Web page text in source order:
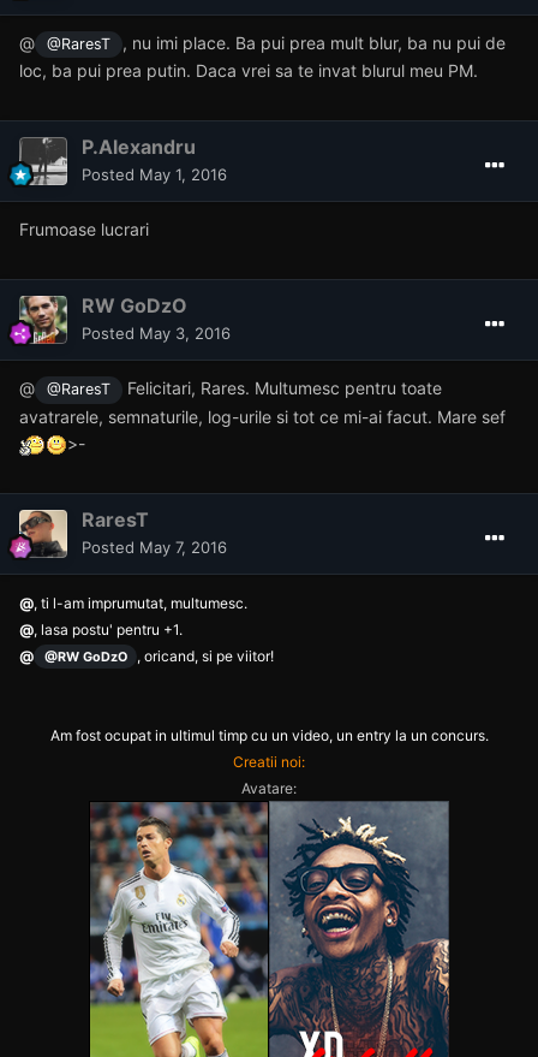
@ @RaresT
, nu imi place. Ba pui prea mult blur, ba nu pui de
loc, ba pui prea putin. Daca vrei sa te invat blurul meu PM.
P.Alexandru
Posted May 1, 2016
Frumoase lucrari
RW GoDzO
Posted May 3, 2016
@ @RaresT
Felicitari, Rares. Multumesc pentru toate
avatrarele, semnaturile, log-urile si tot ce mi-ai facut. Mare sef
>-
RaresT
Posted May 7, 2016
@, ti l-am imprumutat, multumesc.
@, lasa postu' pentru +1.
@
@RW GoDzO , oricand, si pe viitor!
Am fost ocupat in ultimul timp cu un video, un entry la un concurs.
Creatii noi:
Avatare: